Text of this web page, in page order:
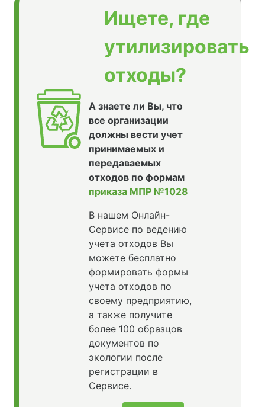
Ищете, где
утилизировать
отходы?
А знаете ли Вы, что
все организации
должны вести учет
принимаемых и
передаваемых
отходов по формам
приказа МПР №1028
В нашем Онлайн-
Сервисе по ведению
учета отходов Вы
можете бесплатно
формировать формы
учета отходов по
своему предприятию,
а также получите
более 100 образцов
документов по
экологии после
регистрации в
Сервисе.